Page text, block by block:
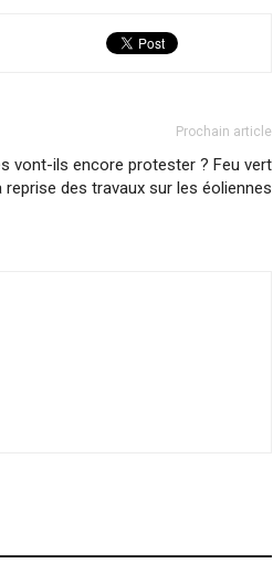
Prochain article
vont-ils encore protester ? Feu vert
reprise des travaux sur les éoliennes